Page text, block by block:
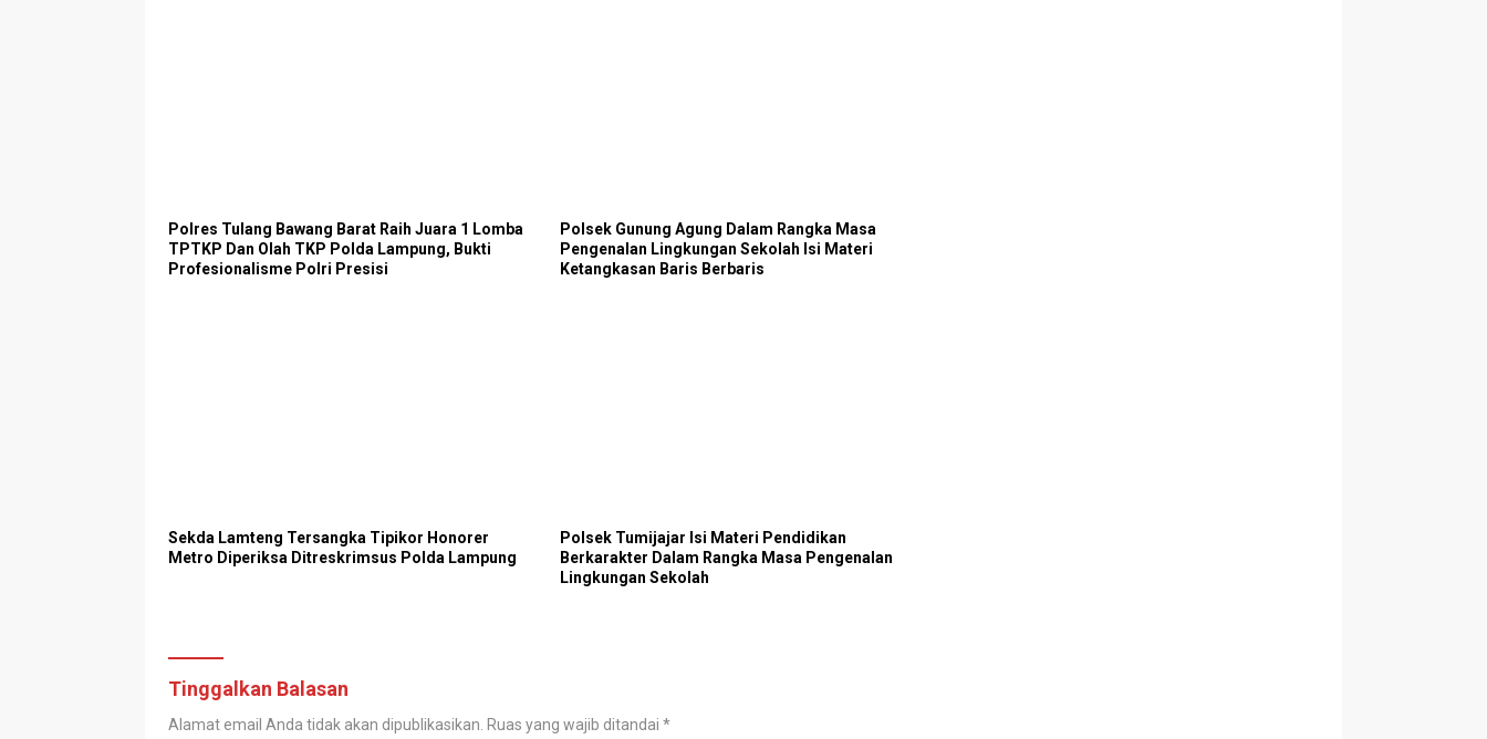
Polres Tulang Bawang Barat Raih Juara 1 Lomba
TPTKP Dan Olah TKP Polda Lampung, Bukti
Profesionalisme Polri Presisi
Polsek Gunung Agung Dalam Rangka Masa
Pengenalan Lingkungan Sekolah Isi Materi
Ketangkasan Baris Berbaris
Sekda Lamteng Tersangka Tipikor Honorer
Metro Diperiksa Ditreskrimsus Polda Lampung
Polsek Tumijajar Isi Materi Pendidikan
Berkarakter Dalam Rangka Masa Pengenalan
Lingkungan Sekolah
Tinggalkan Balasan
Alamat email Anda tidak akan dipublikasikan. Ruas yang wajib ditandai *